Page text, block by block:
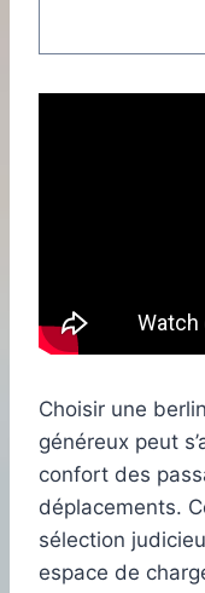
Choisir une
généreux peut
confort des
déplacements.
sélection
espace de